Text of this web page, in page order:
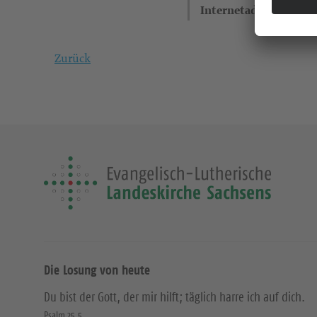
Internetadresse
Zurück
Die Losung von heute
Du bist der Gott, der mir hilft; täglich harre ich auf dich.